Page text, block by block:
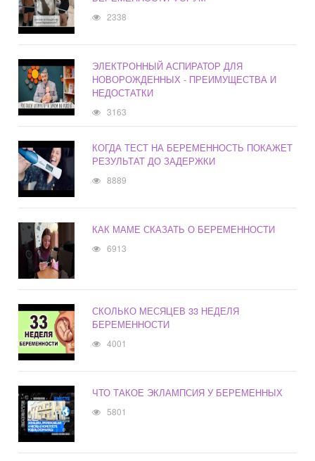
2338
ЭЛЕКТРОННЫЙ АСПИРАТОР ДЛЯ
НОВОРОЖДЕННЫХ - ПРЕИМУЩЕСТВА И
НЕДОСТАТКИ
3163
КОГДА ТЕСТ НА БЕРЕМЕННОСТЬ ПОКАЖЕТ
РЕЗУЛЬТАТ ДО ЗАДЕРЖКИ
8889
КАК МАМЕ СКАЗАТЬ О БЕРЕМЕННОСТИ
6913
СКОЛЬКО МЕСЯЦЕВ 33 НЕДЕЛЯ
БЕРЕМЕННОСТИ
4001
ЧТО ТАКОЕ ЭКЛАМПСИЯ У БЕРЕМЕННЫХ
5801